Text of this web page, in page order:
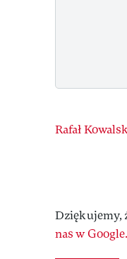
Rafał
Dziękujemy,
nas w Google.